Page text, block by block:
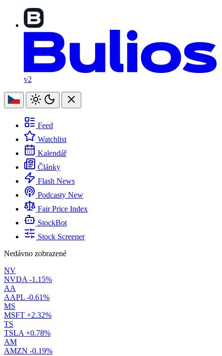
v2
Feed
Watchlist
Kalendář
Články
Flash News
Podcasty New
Fair Price Index
StockBot
Stock Screener
Nedávno zobrazené
NV
NVDA -1.15%
AA
AAPL -0.61%
MS
MSFT +2.32%
TS
TSLA +0.78%
AM
AMZN -0.19%